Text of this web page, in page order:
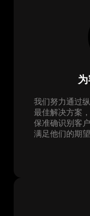
我们努力通过
最佳解决方案
保准确识别客
满足他们的期望